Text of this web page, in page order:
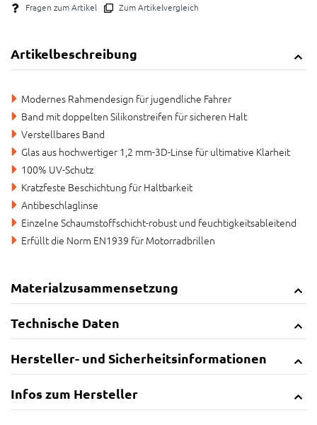
Fragen zum Artikel Zum Artikelvergleich
Artikelbeschreibung
Modernes Rahmendesign für jugendliche Fahrer
Band mit doppelten Silikonstreifen für sicheren Halt
Verstellbares Band
Glas aus hochwertiger 1,2 mm-3D-Linse für ultimative Klarheit
100% UV-Schutz
Kratzfeste Beschichtung für Haltbarkeit
Antibeschlaglinse
Einzelne Schaumstoffschicht-robust und feuchtigkeitsableitend
Erfüllt die Norm EN1939 für Motorradbrillen
Materialzusammensetzung
Technische Daten
Hersteller- und Sicherheitsinformationen
Infos zum Hersteller